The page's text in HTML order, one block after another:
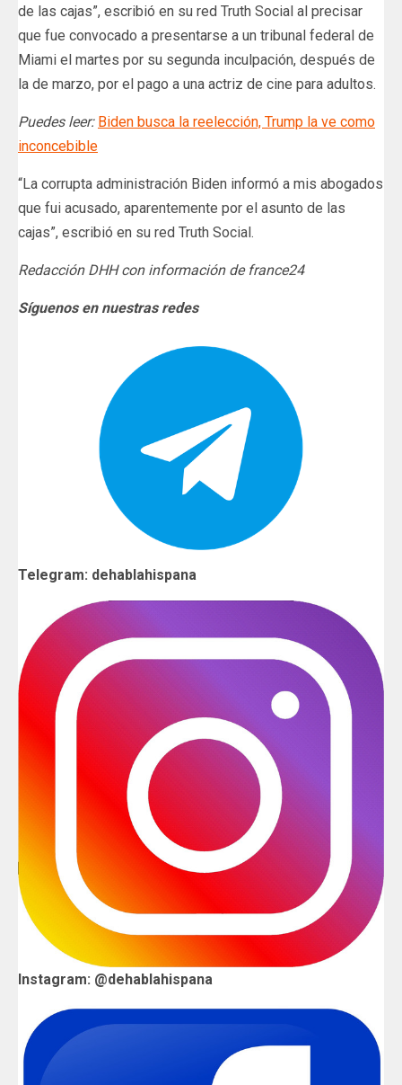
de las cajas”, escribió en su red Truth Social al precisar
que fue convocado a presentarse a un tribunal federal de
Miami el martes por su segunda inculpación, después de
la de marzo, por el pago a una actriz de cine para adultos.
Puedes leer: Biden busca la reelección, Trump la ve como
inconcebible
“La corrupta administración Biden informó a mis abogados
que fui acusado, aparentemente por el asunto de las
cajas”, escribió en su red Truth Social.
Redacción DHH con información de france24
Síguenos en nuestras redes
Telegram: dehablahispana
Instagram: @dehablahispana